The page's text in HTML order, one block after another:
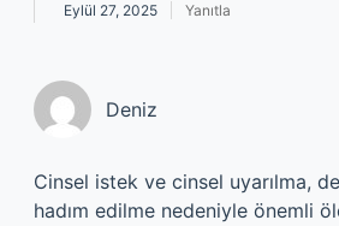
Eylül 27, 2025 Yanıtla
Deniz
Cinsel istek ve cinsel uyarılma,
hadım edilme nedeniyle önemli